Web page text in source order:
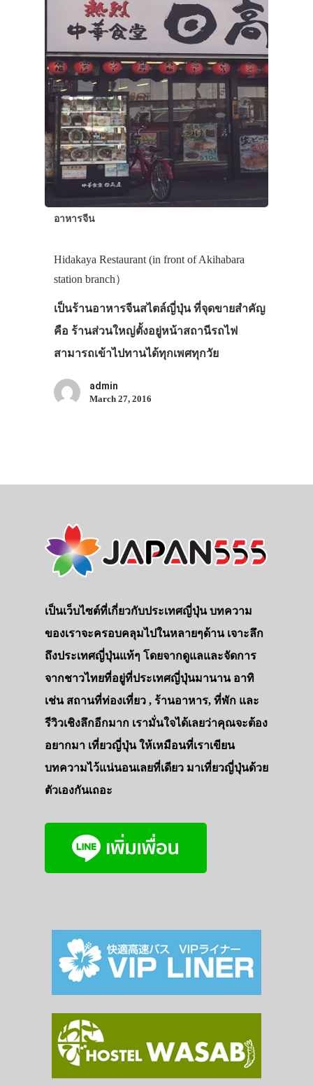
อาหารจีน
Hidakaya Restaurant (in front of Akihabara
station branch）
เป็นร้านอาหารจีนสไตล์ญี่ปุ่น ที่จุดขายสำคัญ
คือ ร้านส่วนใหญ่ตั้งอยู่หน้าสถานีรถไฟ
สามารถเข้าไปทานได้ทุกเพศทุกวัย
admin
March 27, 2016
เป็นเว็บไซต์ที่เกี่ยวกับประเทศญี่ปุ่น บทความ
ของเราจะครอบคลุมไปในหลายๆด้าน เจาะลึก
ถึงประเทศญี่ปุ่นแท้ๆ โดยจากดูแลและจัดการ
จากชาวไทยที่อยู่ที่ประเทศญี่ปุ่นมานาน อาทิ
เช่น สถานที่ท่องเที่ยว , ร้านอาหาร, ที่พัก และ
รีวิวเชิงลึกอีกมาก เรามั่นใจได้เลยว่าคุณจะต้อง
อยากมา เที่ยวญี่ปุ่น ให้เหมือนที่เราเขียน
บทความไว้แน่นอนเลยที่เดียว มาเที่ยวญี่ปุ่นด้วย
ตัวเองกันเถอะ